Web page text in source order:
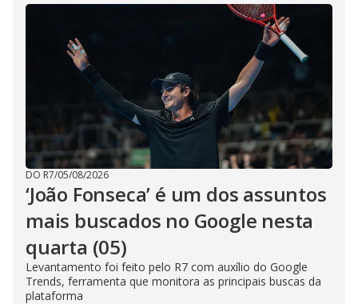
DO R7/05/08/2026
‘João Fonseca’ é um dos assuntos
mais buscados no Google nesta
quarta (05)
Levantamento foi feito pelo R7 com auxílio do Google
Trends, ferramenta que monitora as principais buscas da
plataforma